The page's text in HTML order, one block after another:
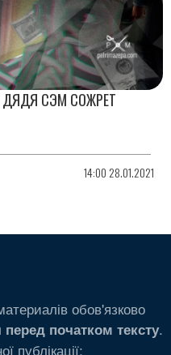
СЭМ СОЖРЕТ
14:00 28.01.2021
обов'язково
початком тексту.
публікації: